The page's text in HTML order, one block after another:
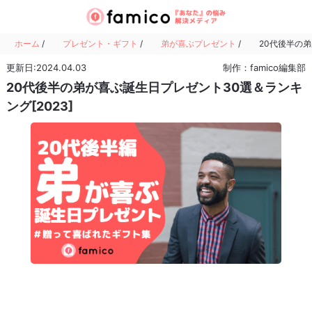
ホーム / プレゼント・ギフト / 弟が喜ぶプレゼント / 20代後半の
更新日:2024.04.03 制作：famico編集部
20代後半の弟が喜ぶ誕生日プレゼント30選＆ランキ
ング[2023]